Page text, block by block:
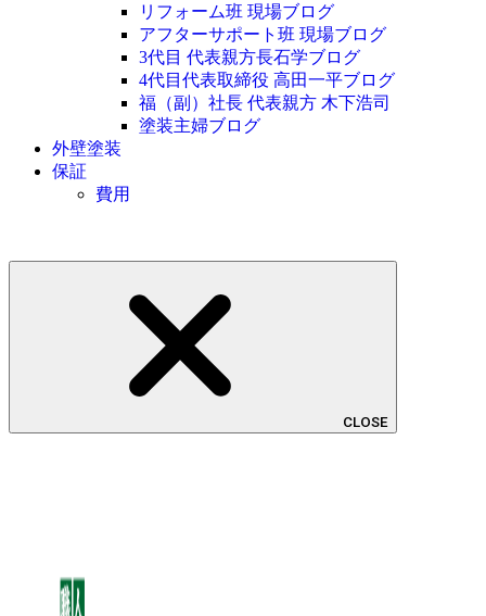
リフォーム班 現場ブログ
アフターサポート班 現場ブログ
3代目 代表親方長石学ブログ
4代目代表取締役 高田一平ブログ
福（副）社長 代表親方 木下浩司
塗装主婦ブログ
外壁塗装
保証
費用
CLOSE